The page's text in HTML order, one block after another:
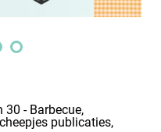
publicaties,